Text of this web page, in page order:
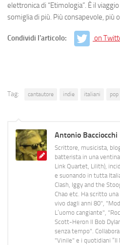
elettronica di “Etimologia”. È il
somiglia di più. Più consapevole, più
Condividi l'articolo: on
Tag: cantautore indie italiani pop
Antonio Bacciocchi
Scrittore, musicista,
batterista in una
Link Quartet, Lilith),
e suonando in tutta
Clash, Iggy and the
Chao etc. Ha scritto
vivo dagli anni 80",
L’uomo cangiante",
Scott-Heron Il Bob
senza tempo".
"Vinile" e i quotidiani “Il